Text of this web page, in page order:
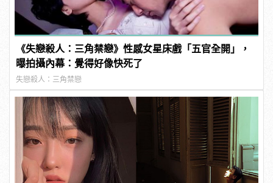
《失戀殺人：三角禁戀》性感女星床戲「五官全開」，
曝拍攝內幕：覺得好像快死了
失戀殺人：三角禁戀